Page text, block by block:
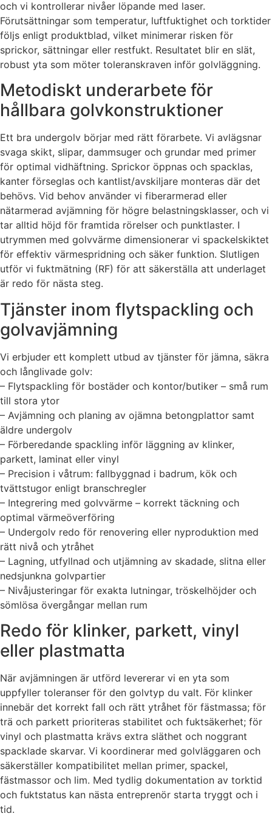
och vi kontrollerar nivåer löpande med laser.
Förutsättningar som temperatur, luftfuktighet och torktider
följs enligt produktblad, vilket minimerar risken för
sprickor, sättningar eller restfukt. Resultatet blir en slät,
robust yta som möter toleranskraven inför golvläggning.
Metodiskt underarbete för
hållbara golvkonstruktioner
Ett bra undergolv börjar med rätt förarbete. Vi avlägsnar
svaga skikt, slipar, dammsuger och grundar med primer
för optimal vidhäftning. Sprickor öppnas och spacklas,
kanter förseglas och kantlist/avskiljare monteras där det
behövs. Vid behov använder vi fiberarmerad eller
nätarmerad avjämning för högre belastningsklasser, och vi
tar alltid höjd för framtida rörelser och punktlaster. I
utrymmen med golvvärme dimensionerar vi spackelskiktet
för effektiv värmespridning och säker funktion. Slutligen
utför vi fuktmätning (RF) för att säkerställa att underlaget
är redo för nästa steg.
Tjänster inom flytspackling och
golvavjämning
Vi erbjuder ett komplett utbud av tjänster för jämna, säkra
och långlivade golv:
– Flytspackling för bostäder och kontor/butiker – små rum
till stora ytor
– Avjämning och planing av ojämna betongplattor samt
äldre undergolv
– Förberedande spackling inför läggning av klinker,
parkett, laminat eller vinyl
– Precision i våtrum: fallbyggnad i badrum, kök och
tvättstugor enligt branschregler
– Integrering med golvvärme – korrekt täckning och
optimal värmeöverföring
– Undergolv redo för renovering eller nyproduktion med
rätt nivå och ytråhet
– Lagning, utfyllnad och utjämning av skadade, slitna eller
nedsjunkna golvpartier
– Nivåjusteringar för exakta lutningar, tröskelhöjder och
sömlösa övergångar mellan rum
Redo för klinker, parkett, vinyl
eller plastmatta
När avjämningen är utförd levererar vi en yta som
uppfyller toleranser för den golvtyp du valt. För klinker
innebär det korrekt fall och rätt ytråhet för fästmassa; för
trä och parkett prioriteras stabilitet och fuktsäkerhet; för
vinyl och plastmatta krävs extra släthet och noggrant
spacklade skarvar. Vi koordinerar med golvläggaren och
säkerställer kompatibilitet mellan primer, spackel,
fästmassor och lim. Med tydlig dokumentation av torktid
och fuktstatus kan nästa entreprenör starta tryggt och i
tid.